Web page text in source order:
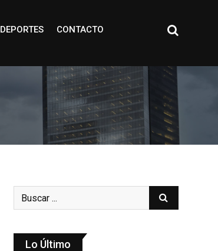
DEPORTES CONTACTO
Lo Último